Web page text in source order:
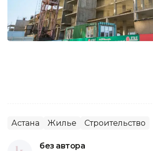
Астана Жилье Строительство
без автора